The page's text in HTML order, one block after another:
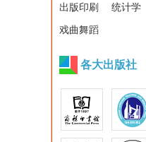
出版印刷 统计学
戏曲舞蹈
各大出版社